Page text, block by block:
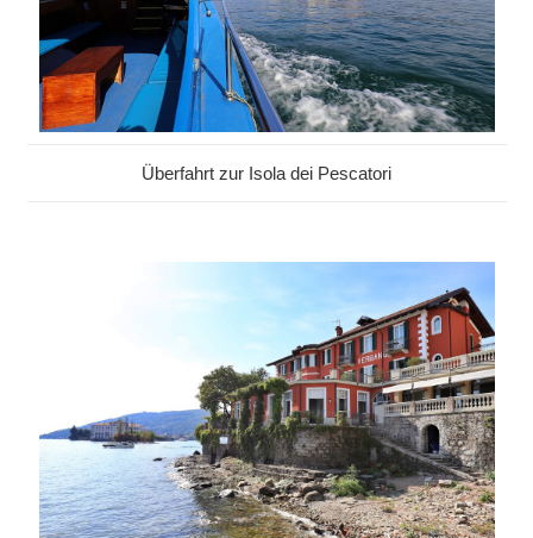
Überfahrt zur Isola dei Pescatori